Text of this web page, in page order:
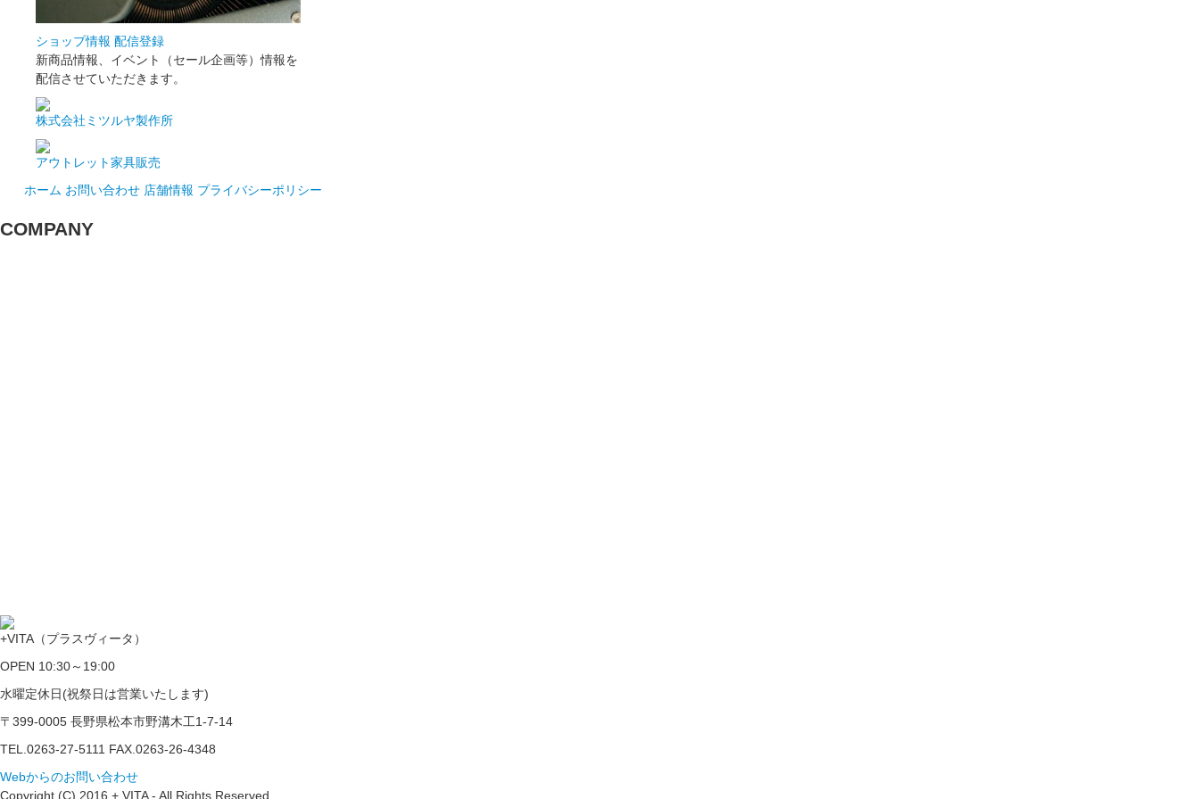
ショップ情報 配信登録
新商品情報、イベント（セール企画等）情報を
配信させていただきます。
株式会社ミツルヤ製作所
アウトレット家具販売
ホーム お問い合わせ 店舗情報 プライバシーポリシー
COMPANY
+VITA（プラスヴィータ）
OPEN 10:30～19:00
水曜定休日(祝祭日は営業いたします)
〒399-0005 長野県松本市野溝木工1-7-14
TEL.0263-27-5111 FAX.0263-26-4348
Webからのお問い合わせ
Copyright (C) 2016 + VITA - All Rights Reserved.